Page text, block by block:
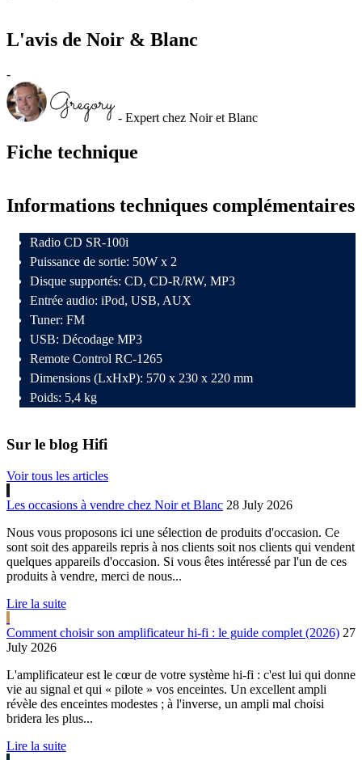
Fiche technique
Informations techniques complémentaires
Radio CD SR-100i
Puissance de sortie: 50W x 2
Disque supportés: CD, CD-R/RW, MP3
Entrée audio: iPod, USB, AUX
Tuner: FM
USB: Décodage MP3
Remote Control RC-1265
Dimensions (LxHxP): 570 x 230 x 220 mm
Poids: 5,4 kg
L'avis de Noir & Blanc
-
- Expert chez Noir et Blanc
Sur le blog Hifi
Voir tous les articles
Les occasions à vendre chez Noir et Blanc 28 July 2026
Nous vous proposons ici une sélection de produits d'occasion. Ce
sont soit des appareils repris à nos clients soit nos clients qui vendent
quelques appareils d'occasion. Si vous êtes intéressé par l'un de ces
produits à vendre, merci de nous...
Lire la suite
Comment choisir son amplificateur hi-fi : le guide complet (2026) 27
July 2026
L'amplificateur est le cœur de votre système hi-fi : c'est lui qui donne
vie au signal et qui « pilote » vos enceintes. Un excellent ampli
révèle des enceintes modestes ; à l'inverse, un ampli mal choisi
bridera les plus...
Lire la suite